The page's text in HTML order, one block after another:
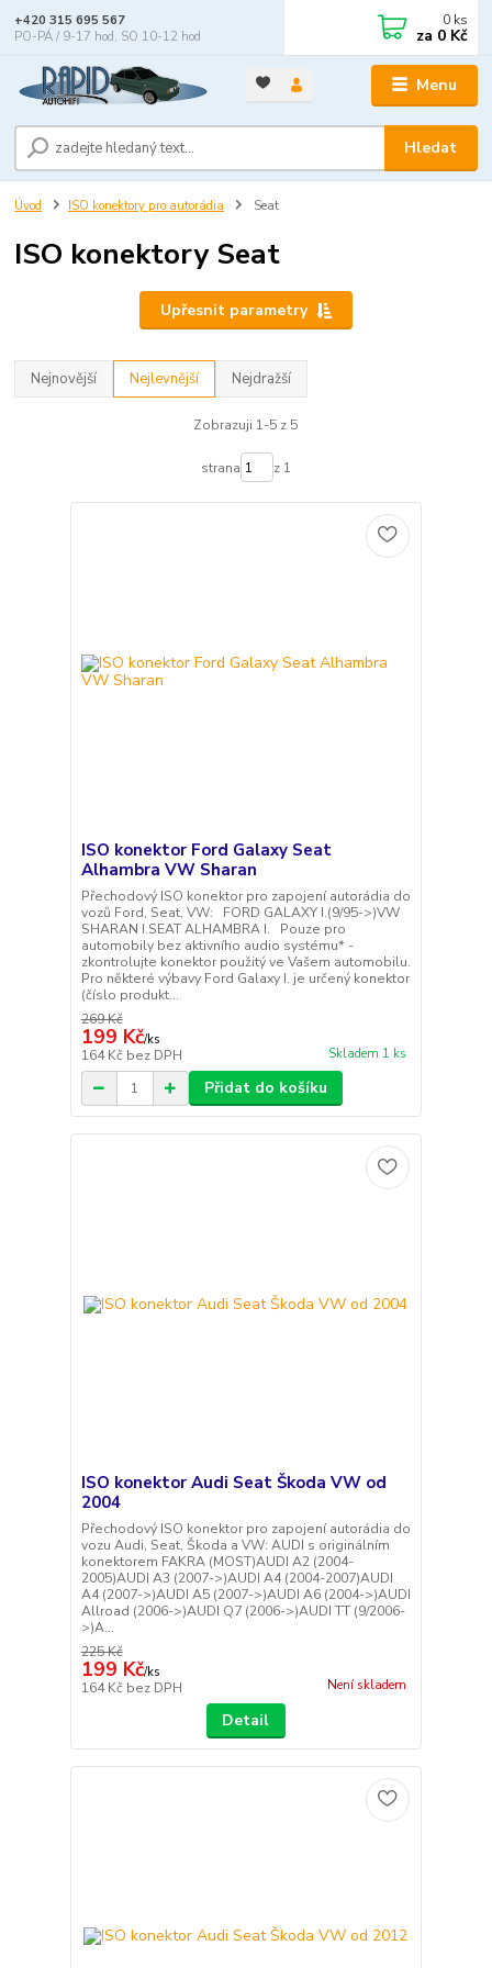
Menu
Hledat
+420 315 695 567
PO-PÁ / 9-17 hod, SO 10-12 hod
0 ks
za 0 Kč
Úvod ISO konektory pro autorádia Seat
ISO konektory Seat
Upřesnit parametry
Nejnovější Nejlevnější Nejdražší
Zobrazuji 1-5 z 5
strana z 1
ISO konektor Ford Galaxy Seat
Alhambra VW Sharan
Přechodový ISO konektor pro zapojení autorádia do
vozů Ford, Seat, VW: FORD GALAXY I.(9/95->)VW
SHARAN I.SEAT ALHAMBRA I. Pouze pro
automobily bez aktivního audio systému* -
zkontrolujte konektor použitý ve Vašem automobilu.
Pro některé výbavy Ford Galaxy I. je určený konektor
(číslo produkt...
269 Kč
199 Kč/ks
164 Kč bez DPH Skladem 1 ks
Přidat do košíku
ISO konektor Audi Seat Škoda VW od
2004
Přechodový ISO konektor pro zapojení autorádia do
vozu Audi, Seat, Škoda a VW: AUDI s originálním
konektorem FAKRA (MOST)AUDI A2 (2004-
2005)AUDI A3 (2007->)AUDI A4 (2004-2007)AUDI
A4 (2007->)AUDI A5 (2007->)AUDI A6 (2004->)AUDI
Allroad (2006->)AUDI Q7 (2006->)AUDI TT (9/2006-
>)A...
225 Kč
199 Kč/ks
164 Kč bez DPH Není skladem
Detail